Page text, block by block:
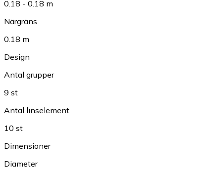
0.18 - 0.18 m
Närgräns
0.18 m
Design
Antal grupper
9 st
Antal linselement
10 st
Dimensioner
Diameter